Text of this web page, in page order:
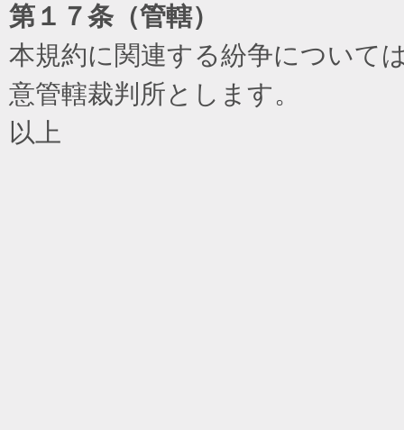
第１７条（管轄）
本規約に関連する紛争について
意管轄裁判所とします。
以上